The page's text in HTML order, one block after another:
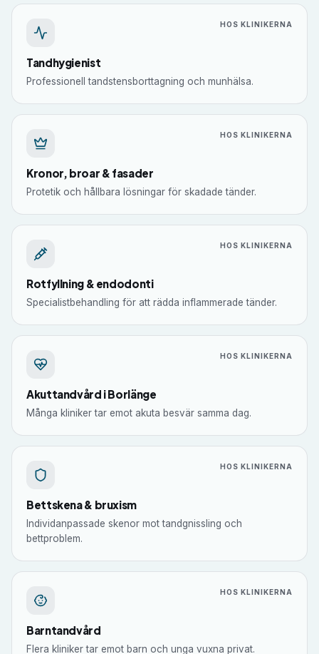
HOS KLINIKERNA
Tandhygienist
Professionell tandstensborttagning och munhälsa.
HOS KLINIKERNA
Kronor, broar & fasader
Protetik och hållbara lösningar för skadade tänder.
HOS KLINIKERNA
Rotfyllning & endodonti
Specialistbehandling för att rädda inflammerade tänder.
HOS KLINIKERNA
Akuttandvård i Borlänge
Många kliniker tar emot akuta besvär samma dag.
HOS KLINIKERNA
Bettskena & bruxism
Individanpassade skenor mot tandgnissling och
bettproblem.
HOS KLINIKERNA
Barntandvård
Flera kliniker tar emot barn och unga vuxna privat.